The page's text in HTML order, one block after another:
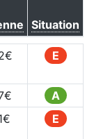
Situation
€ E
€
A
€ E